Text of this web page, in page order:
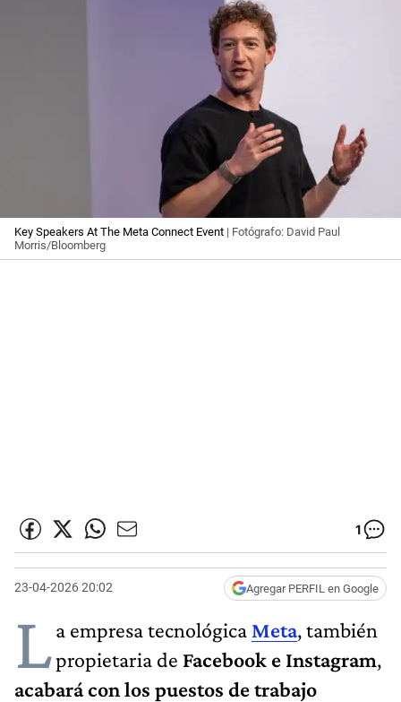
Key Speakers At The Meta Connect Event | Fotógrafo: David Paul
Morris/Bloomberg
1
23-04-2026 20:02 Agregar PERFIL en Google
La empresa tecnológica Meta, también
propietaria de Facebook e Instagram,
acabará con los puestos de trabajo